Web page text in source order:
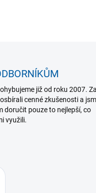
již od roku 2007.
cenné zkušenosti a
doručit pouze to nejlepší, co
využili.